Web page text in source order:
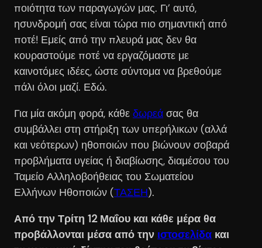
ποιότητα των παραγωγών μας. Γι’ αυτό,
ησυνδρομή σας είναι τώρα πιο σημαντική από
ποτέ! Εμείς από την πλευρά μας δεν θα
κουραστούμε ποτέ να εργαζόμαστε με
καινοτόμες ιδέες, ώστε σύντομα να βρεθούμε
πάλι όλοι μαζί. Εδώ.
Για μία ακόμη φορά, κάθε δωρεά σας θα
συμβάλλει στη στήριξη των υπερήλικων (αλλά
και νεότερων) ηθοποιών που βιώνουν σοβαρά
προβλήματα υγείας ή διαβίωσης, διαμέσου του
Ταμείο Αλληλοβοήθειας του Σωματείου
Ελλήνων Ηθοποιών (ΤΑΣΕΗ).
Από την Τρίτη 12 Μαΐου και κάθε μέρα θα
προβάλλονται μέσα από την ιστοσελίδα και